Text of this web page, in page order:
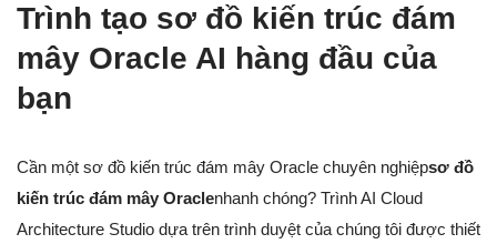
Trình tạo sơ đồ kiến trúc đám
mây Oracle AI hàng đầu của
bạn
Cần một sơ đồ kiến trúc đám mây Oracle chuyên nghiệpsơ đồ
kiến trúc đám mây Oraclenhanh chóng? Trình AI Cloud
Architecture Studio dựa trên trình duyệt của chúng tôi được thiết